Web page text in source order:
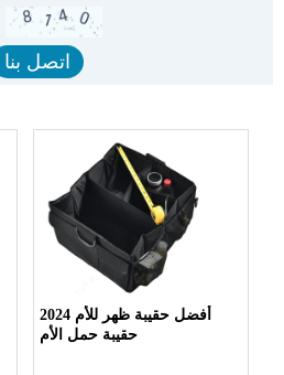
أفضل حقيبة ظهر للأم 2024
حقيبة حمل الأم